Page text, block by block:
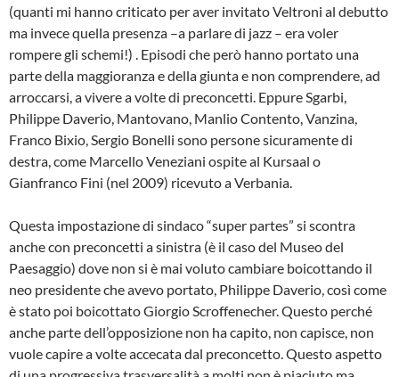
(quanti mi hanno criticato per aver invitato Veltroni al debutto
ma invece quella presenza –a parlare di jazz – era voler
rompere gli schemi!) . Episodi che però hanno portato una
parte della maggioranza e della giunta e non comprendere, ad
arroccarsi, a vivere a volte di preconcetti. Eppure Sgarbi,
Philippe Daverio, Mantovano, Manlio Contento, Vanzina,
Franco Bixio, Sergio Bonelli sono persone sicuramente di
destra, come Marcello Veneziani ospite al Kursaal o
Gianfranco Fini (nel 2009) ricevuto a Verbania.
Questa impostazione di sindaco “super partes” si scontra
anche con preconcetti a sinistra (è il caso del Museo del
Paesaggio) dove non si è mai voluto cambiare boicottando il
neo presidente che avevo portato, Philippe Daverio, così come
è stato poi boicottato Giorgio Scroffenecher. Questo perché
anche parte dell’opposizione non ha capito, non capisce, non
vuole capire a volte accecata dal preconcetto. Questo aspetto